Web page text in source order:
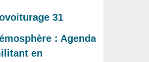
31
: Agenda
en